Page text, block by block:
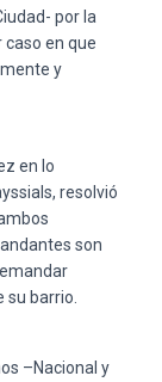
por la
en que
y
en lo
resolvió
son
barrio.
–Nacional y